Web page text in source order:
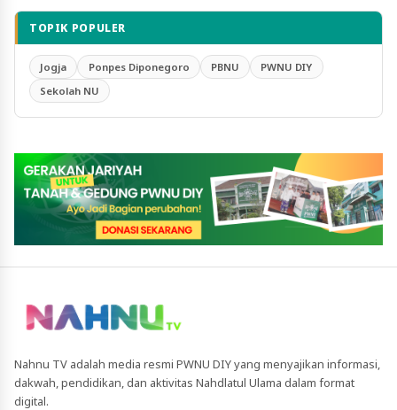
TOPIK POPULER
Jogja Ponpes Diponegoro PBNU
PWNU DIY
Sekolah NU
Nahnu TV adalah media resmi PWNU DIY yang menyajikan informasi,
dakwah, pendidikan, dan aktivitas Nahdlatul Ulama dalam format
digital.